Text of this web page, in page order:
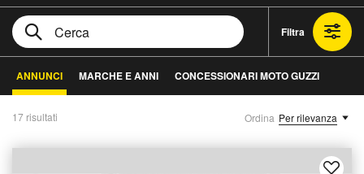
Filtra
ANNUNCI MARCHE E ANNI CONCESSIONARI MOTO GUZZI
17 risultati Ordina Per rilevanza